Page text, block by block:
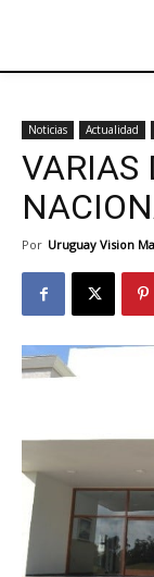
Noticias Actualidad
VARIAS
Por Uruguay Vision